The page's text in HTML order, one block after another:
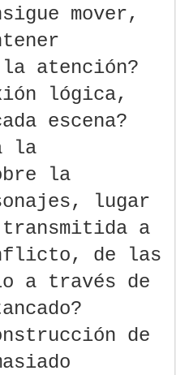
mover,
la atención?
lógica,
escena?
la
la
lugar
transmitida a
de las
a través de
de